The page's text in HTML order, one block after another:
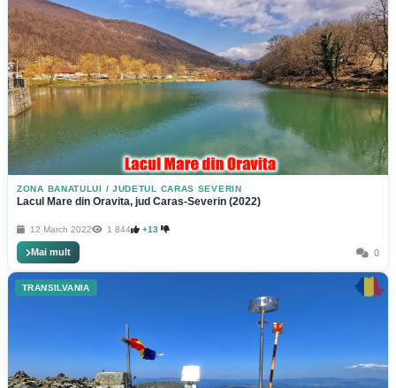
ZONA BANATULUI / JUDETUL CARAS SEVERIN
Lacul Mare din Oravita, jud Caras-Severin (2022)
12 March 2022 1 844 +13
Mai mult 0
TRANSILVANIA